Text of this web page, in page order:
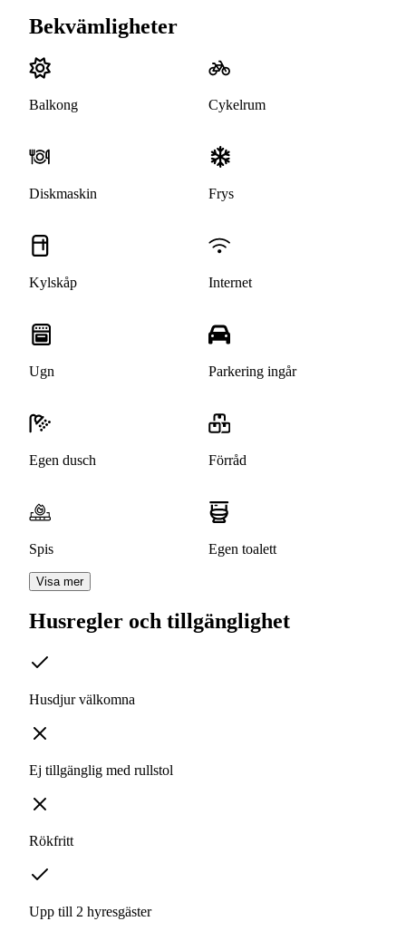
Bekvämligheter
Balkong Cykelrum
Diskmaskin Frys
Kylskåp Internet
Ugn Parkering ingår
Egen dusch Förråd
Spis Egen toalett
Visa mer
Husregler och tillgänglighet
Husdjur välkomna
Ej tillgänglig med rullstol
Rökfritt
Upp till 2 hyresgäster